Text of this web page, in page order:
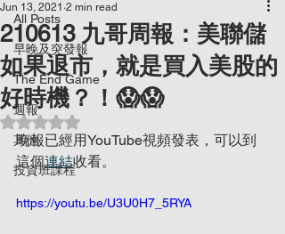
All Posts
早晚及突發報
The End Game
週報
其他
投資班課程
210613 九哥周報：美聯儲
如果退市，就是買入美股的
好時機？！😱😱
Jun 13, 2021 2 min read
Rated NaN out of 5 stars.
晚報已經用YouTube視頻發表，可以到
這個連結收看。
https://youtu.be/U3U0H7_5RYA